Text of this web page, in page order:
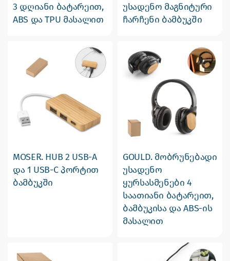
3 დღიანი ბატარეით,
ABS და TPU მასალით
უსადენო მაგნიტური
ჩარჩენი ბამბუკში
MOSER. HUB 2 USB-A
და 1 USB-C პორტით
ბამბუკში
GOULD. მობრუნებადი
უსადენო
ყურსასმენები 4
საათიანი ბატარეით,
ბამბუკისა და ABS-ის
მასალით